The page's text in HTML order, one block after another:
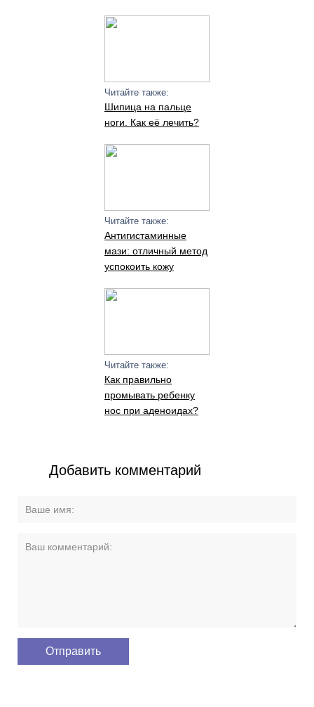
Читайте также:
Шипица на пальце
ноги. Как её лечить?
Читайте также:
Антигистаминные
мази: отличный метод
успокоить кожу
Читайте также:
Как правильно
промывать ребенку
нос при аденоидах?
Добавить комментарий